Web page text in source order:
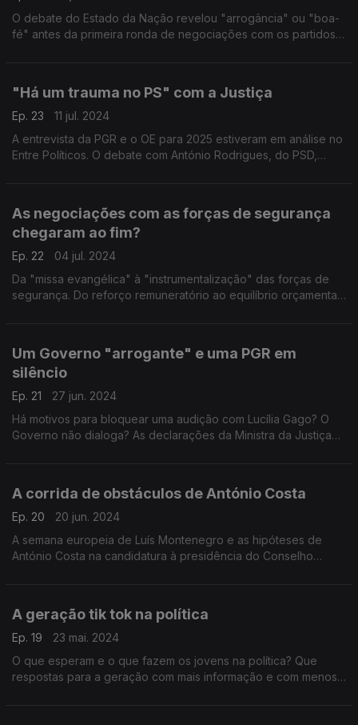
O debate do Estado da Nação revelou "arrogância" ou "boa-
fé" antes da primeira ronda de negociações com os partidos?
"Há um trauma no PS" com a Justiça
Ep. 23
11 jul. 2024
A entrevista da PGR e o OE para 2025 estiveram em análise no
Entre Políticos. O debate com António Rodrigues, do PSD,
As negociações com as forças de segurança
chegaram ao fim?
Ep. 22
04 jul. 2024
Da "missa evangélica" à "instrumentalização" das forças de
segurança. Do reforço remuneratório ao equilíbrio orçamental.
Um Governo "arrogante" e uma PGR em
silêncio
Ep. 21
27 jun. 2024
Há motivos para bloquear uma audição com Lucília Gago? O
Governo não dialoga? As declarações da Ministra da Justiça
A corrida de obstáculos de António Costa
Ep. 20
20 jun. 2024
A semana europeia de Luís Montenegro e as hipóteses de
António Costa na candidatura à presidência do Conselho
A geração tik tok na política
Ep. 19
23 mai. 2024
O que esperam e o que fazem os jovens na política? Que
respostas para a geração com mais informação e com menos